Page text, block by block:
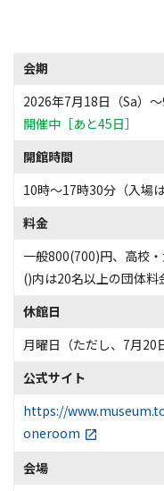
会期
2026年7月18日（Sa）〜
開催中［あと45日］
開館時間
10時〜17時30分（入場
料金
一般800(700)円、高校
()内は20名以上の団体料
休館日
月曜日（ただし、7月20
公式サイト
https://
oneroom
会場